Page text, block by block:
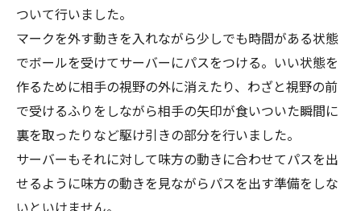
ついて行いました。
マークを外す動きを入れながら少しでも時間がある状態
でボールを受けてサーバーにパスをつける。いい状態を
作るために相手の視野の外に消えたり、わざと視野の前
で受けるふりをしながら相手の矢印が食いついた瞬間に
裏を取ったりなど駆け引きの部分を行いました。
サーバーもそれに対して味方の動きに合わせてパスを出
せるように味方の動きを見ながらパスを出す準備をしな
いといけません。